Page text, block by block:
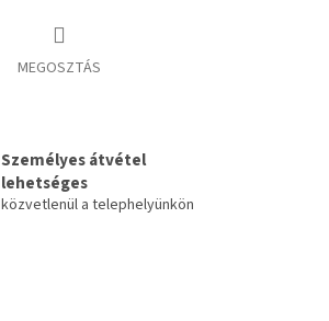
MEGOSZTÁS
Személyes átvétel
lehetséges
közvetlenül a telephelyünkön